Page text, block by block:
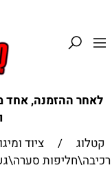
לאחר ההזמנה, אחד
קטלוג
/ ציוד
רכיבה\חליפות